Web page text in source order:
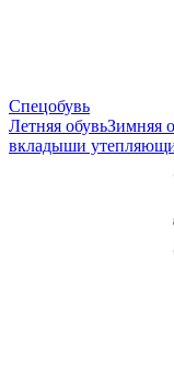
Спецобувь
Летняя обувьЗимняя
вкладыши